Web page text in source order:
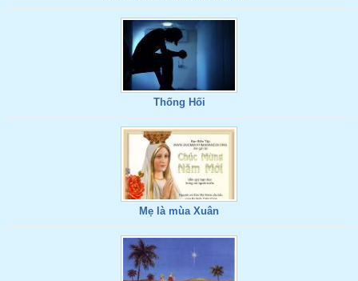
Thống Hối
Mẹ là mùa Xuân